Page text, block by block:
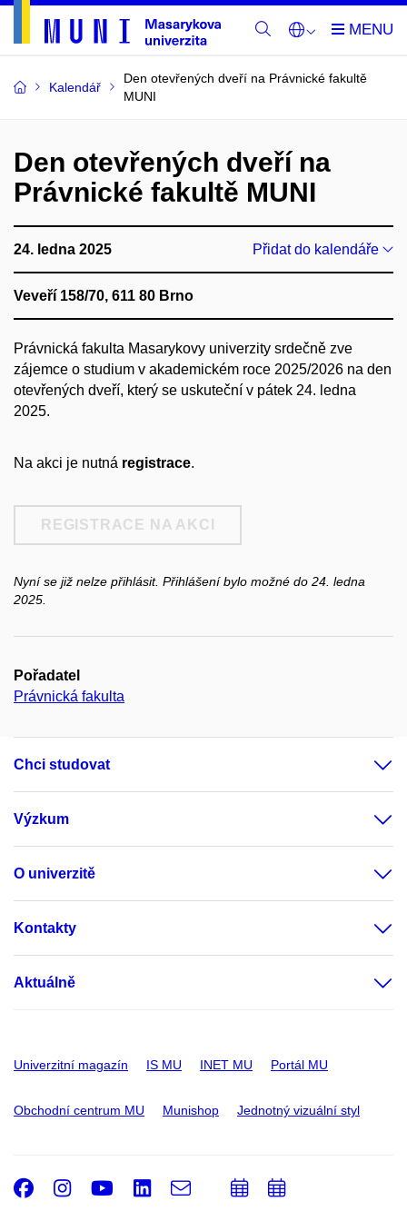
Kalendář
Den otevřených dveří na Právnické fakultě
MUNI
Den otevřených dveří na
Právnické fakultě MUNI
24. ledna 2025 Přidat do kalendáře
Veveří 158/70, 611 80 Brno
Právnická fakulta Masarykovy univerzity srdečně zve
zájemce o studium v akademickém roce 2025/2026 na den
otevřených dveří, který se uskuteční v pátek 24. ledna
2025.
Na akci je nutná registrace.
REGISTRACE NA AKCI
Nyní se již nelze přihlásit. Přihlášení bylo možné do 24. ledna
2025.
Pořadatel
Právnická fakulta
Chci studovat
Výzkum
O univerzitě
Kontakty
Aktuálně
Univerzitní magazín IS MU INET MU Portál MU
Obchodní centrum MU Munishop Jednotný vizuální styl
Facebook
Instagram
Youtube
LinkedIn
e-
PřidatPřidat